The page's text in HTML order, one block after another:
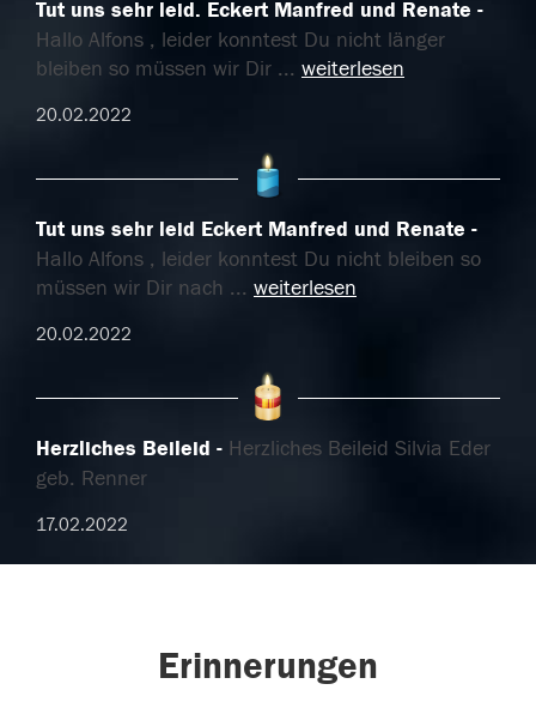
Tut uns sehr leid. Eckert Manfred und Renate
Hallo Alfons , leider konntest Du nicht länger
bleiben so müssen wir Dir ... weiterlesen
20.02.2022
Tut uns sehr leid Eckert Manfred und Renate
Hallo Alfons , leider konntest Du nicht bleiben so
müssen wir Dir nach ... weiterlesen
20.02.2022
Herzliches Beileid
Herzliches Beileid Silvia Eder
geb. Renner
17.02.2022
Erinnerungen